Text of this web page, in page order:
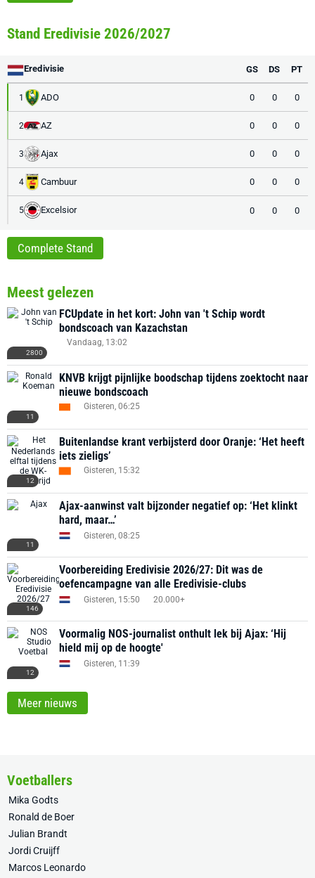
Stand Eredivisie 2026/2027
Eredivisie GS DS PT
1 ADO 0 0 0
2 AZ 0 0 0
3 Ajax 0 0 0
4 Cambuur 0 0 0
5 Excelsior 0 0 0
Complete Stand
Meest gelezen
2800
FCUpdate in het kort: John van 't Schip wordt
bondscoach van Kazachstan
Vandaag, 13:02
11
KNVB krijgt pijnlijke boodschap tijdens zoektocht naar
nieuwe bondscoach
Gisteren, 06:25
12
Buitenlandse krant verbijsterd door Oranje: ‘Het heeft
iets zieligs’
Gisteren, 15:32
11
Ajax-aanwinst valt bijzonder negatief op: ‘Het klinkt
hard, maar…’
Gisteren, 08:25
146
Voorbereiding Eredivisie 2026/27: Dit was de
oefencampagne van alle Eredivisie-clubs
Gisteren, 15:50 20.000+
12
Voormalig NOS-journalist onthult lek bij Ajax: ‘Hij
hield mij op de hoogte'
Gisteren, 11:39
Meer nieuws
Voetballers
Mika Godts
Ronald de Boer
Julian Brandt
Jordi Cruijff
Marcos Leonardo